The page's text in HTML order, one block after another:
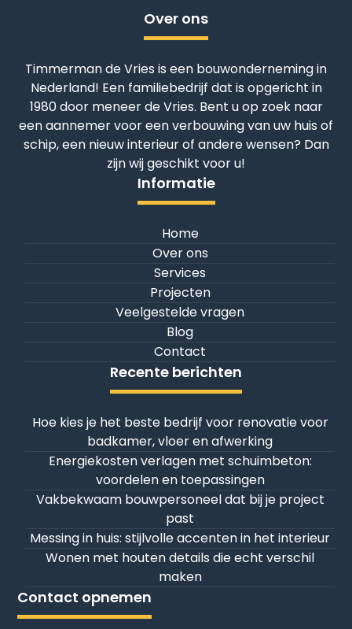
Over ons
Timmerman de Vries is een bouwonderneming in
Nederland! Een familiebedrijf dat is opgericht in
1980 door meneer de Vries. Bent u op zoek naar
een aannemer voor een verbouwing van uw huis of
schip, een nieuw interieur of andere wensen? Dan
zijn wij geschikt voor u!
Informatie
Home
Over ons
Services
Projecten
Veelgestelde vragen
Blog
Contact
Recente berichten
Hoe kies je het beste bedrijf voor renovatie voor
badkamer, vloer en afwerking
Energiekosten verlagen met schuimbeton:
voordelen en toepassingen
Vakbekwaam bouwpersoneel dat bij je project
past
Messing in huis: stijlvolle accenten in het interieur
Wonen met houten details die echt verschil
maken
Contact opnemen